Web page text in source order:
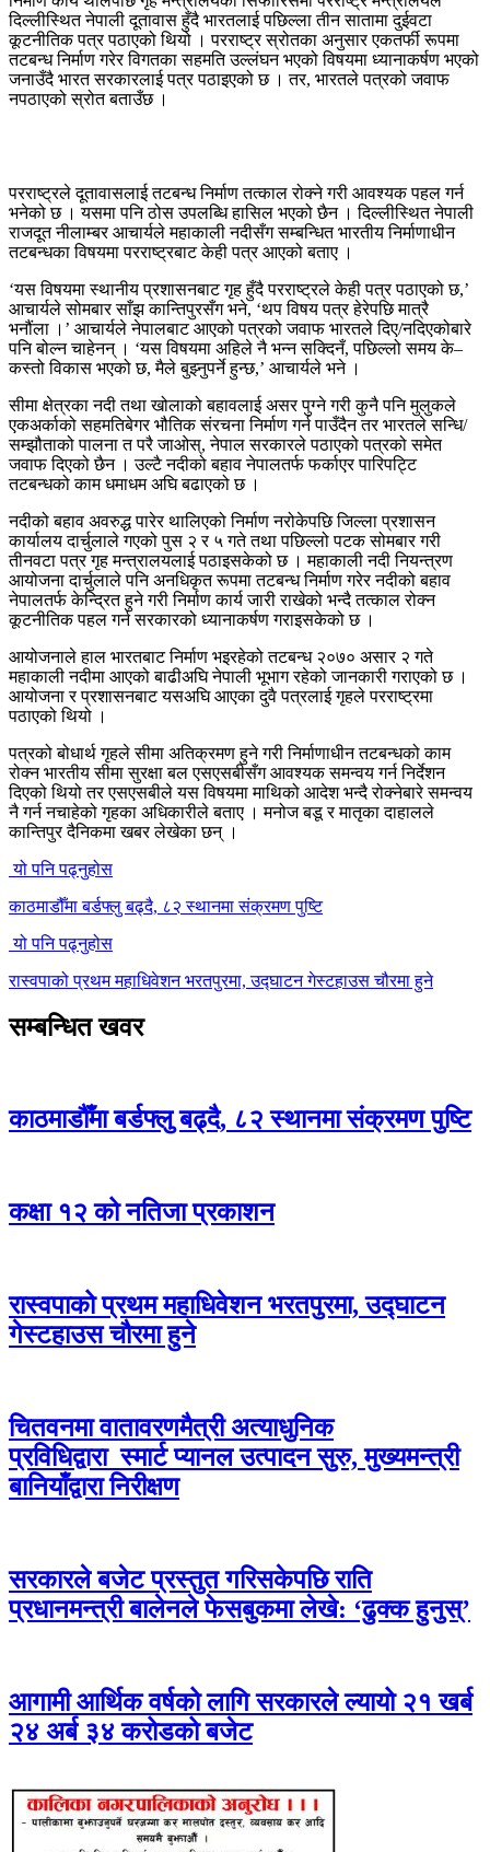
दिल्लीस्थित नेपाली दूतावास हुँदै भारतलाई पछिल्ला तीन सातामा दुईवटा
कूटनीतिक पत्र पठाएको थियो । परराष्ट्र स्रोतका अनुसार एकतर्फी रूपमा
तटबन्ध निर्माण गरेर विगतका सहमति उल्लंघन भएको विषयमा ध्यानाकर्षण भएको
जनाउँदै भारत सरकारलाई पत्र पठाइएको छ । तर, भारतले पत्रको जवाफ
नपठाएको स्रोत बताउँछ ।
परराष्ट्रले दूतावासलाई तटबन्ध निर्माण तत्काल रोक्ने गरी आवश्यक पहल गर्न
भनेको छ । यसमा पनि ठोस उपलब्धि हासिल भएको छैन । दिल्लीस्थित नेपाली
राजदूत नीलाम्बर आचार्यले महाकाली नदीसँग सम्बन्धित भारतीय निर्माणाधीन
तटबन्धका विषयमा परराष्ट्रबाट केही पत्र आएको बताए ।
‘यस विषयमा स्थानीय प्रशासनबाट गृह हुँदै परराष्ट्रले केही पत्र पठाएको छ,’
आचार्यले सोमबार साँझ कान्तिपुरसँग भने, ‘थप विषय पत्र हेरेपछि मात्रै
भनौंला ।’ आचार्यले नेपालबाट आएको पत्रको जवाफ भारतले दिए/नदिएकोबारे
पनि बोल्न चाहेनन् । ‘यस विषयमा अहिले नै भन्न सक्दिनँ, पछिल्लो समय के–
कस्तो विकास भएको छ, मैले बुझ्नुपर्ने हुन्छ,’ आचार्यले भने ।
सीमा क्षेत्रका नदी तथा खोलाको बहावलाई असर पुग्ने गरी कुनै पनि मुलुकले
एकअर्काको सहमतिबेगर भौतिक संरचना निर्माण गर्न पाउँदैन तर भारतले सन्धि/
सम्झौताको पालना त परै जाओस्, नेपाल सरकारले पठाएको पत्रको समेत
जवाफ दिएको छैन । उल्टै नदीको बहाव नेपालतर्फ फर्काएर पारिपट्टि
तटबन्धको काम धमाधम अघि बढाएको छ ।
नदीको बहाव अवरुद्ध पारेर थालिएको निर्माण नरोकेपछि जिल्ला प्रशासन
कार्यालय दार्चुलाले गएको पुस २ र ५ गते तथा पछिल्लो पटक सोमबार गरी
तीनवटा पत्र गृह मन्त्रालयलाई पठाइसकेको छ । महाकाली नदी नियन्त्रण
आयोजना दार्चुलाले पनि अनधिकृत रूपमा तटबन्ध निर्माण गरेर नदीको बहाव
नेपालतर्फ केन्द्रित हुने गरी निर्माण कार्य जारी राखेको भन्दै तत्काल रोक्न
कूटनीतिक पहल गर्न सरकारको ध्यानाकर्षण गराइसकेको छ ।
आयोजनाले हाल भारतबाट निर्माण भइरहेको तटबन्ध २०७० असार २ गते
महाकाली नदीमा आएको बाढीअघि नेपाली भूभाग रहेको जानकारी गराएको छ ।
आयोजना र प्रशासनबाट यसअघि आएका दुवै पत्रलाई गृहले परराष्ट्रमा
पठाएको थियो ।
पत्रको बोधार्थ गृहले सीमा अतिक्रमण हुने गरी निर्माणाधीन तटबन्धको काम
रोक्न भारतीय सीमा सुरक्षा बल एसएसबीसँग आवश्यक समन्वय गर्न निर्देशन
दिएको थियो तर एसएसबीले यस विषयमा माथिको आदेश भन्दै रोक्नेबारे समन्वय
नै गर्न नचाहेको गृहका अधिकारीले बताए । मनोज बडू र मातृका दाहालले
कान्तिपुर दैनिकमा खबर लेखेका छन् ।
यो पनि पढ्नुहोस
काठमाडौँमा बर्डफ्लु बढ्दै, ८२ स्थानमा संक्रमण पुष्टि
यो पनि पढ्नुहोस
रास्वपाको प्रथम महाधिवेशन भरतपुरमा, उद्घाटन गेस्टहाउस चौरमा हुने
सम्बन्धित खवर
काठमाडौँमा बर्डफ्लु बढ्दै, ८२ स्थानमा संक्रमण पुष्टि
कक्षा १२ को नतिजा प्रकाशन
रास्वपाको प्रथम महाधिवेशन भरतपुरमा, उद्घाटन
गेस्टहाउस चौरमा हुने
चितवनमा वातावरणमैत्री अत्याधुनिक
प्रविधिद्वारा स्मार्ट प्यानल उत्पादन सुरु, मुख्यमन्त्री
बानियाँद्वारा निरीक्षण
सरकारले बजेट प्रस्तुत गरिसकेपछि राति
प्रधानमन्त्री बालेनले फेसबुकमा लेखे: ‘ढुक्क हुनुस्’
आगामी आर्थिक वर्षको लागि सरकारले ल्यायो २१ खर्ब
२४ अर्ब ३४ करोडको बजेट